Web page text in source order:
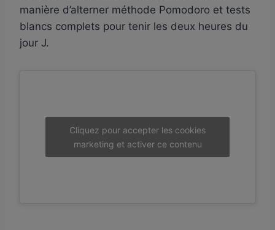
manière d’alterner méthode Pomodoro et tests
blancs complets pour tenir les deux heures du
jour J.
Cliquez pour accepter les cookies
marketing et activer ce contenu